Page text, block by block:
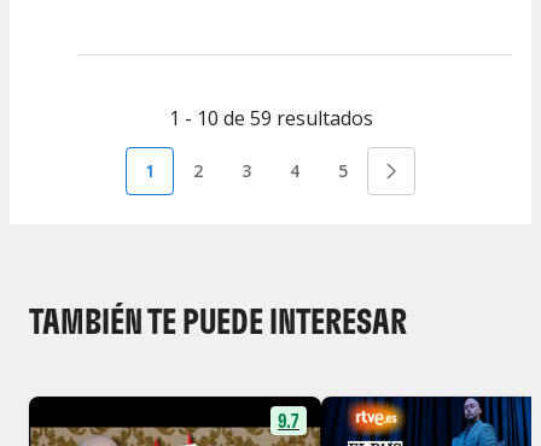
1 - 10 de 59 resultados
1 2 3 4 5
TAMBIÉN TE PUEDE INTERESAR
9.7